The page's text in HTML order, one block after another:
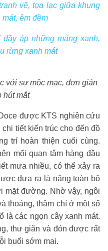
vẽ, tọa lạc giữa khung
êm đềm
đầy áp những mảng xanh,
rừng xanh mát
với sự mộc mạc, đơn giản
hút mắt
được KTS nghiên cứu
tiết kiến trúc cho đến đồ
trí hoàn thiện cuối cùng.
mối quan tâm hàng đầu
mưa nhiều, có thể xảy ra
đưa ra là nâng toàn bộ
mặt đường. Nhờ vậy, ngôi
thoáng, thậm chí ở một số
là các ngọn cây xanh mát.
thư giãn và đón được rất
buổi sớm mai.